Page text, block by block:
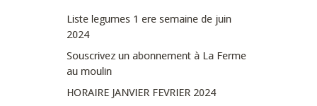
Liste legumes 1 ere semaine de juin
2024
Souscrivez un abonnement à La Ferme
au moulin
HORAIRE JANVIER FEVRIER 2024